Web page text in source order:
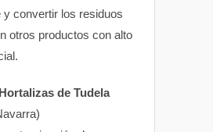
y convertir los residuos
otros productos con alto
de Tudela